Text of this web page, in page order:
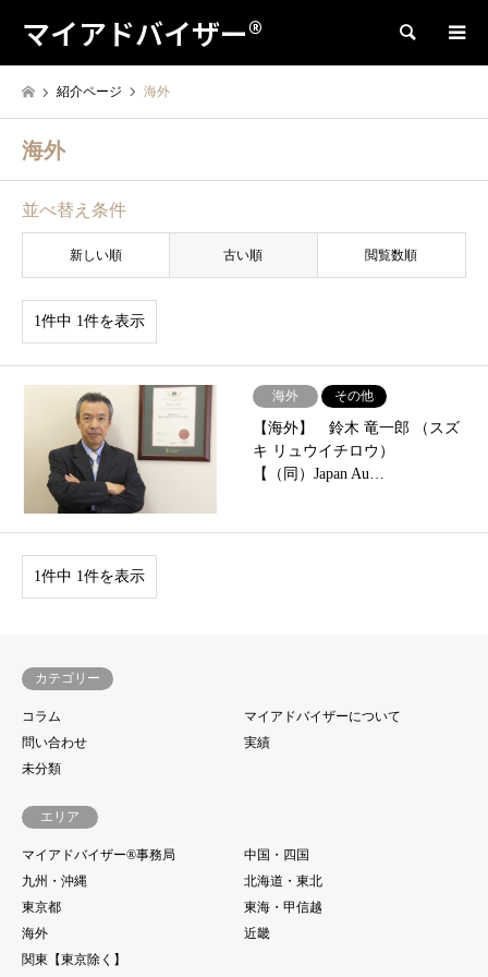
マイアドバイザー® 検索
紹介ページ 海外
海外
並べ替え条件
新しい順 古い順 閲覧数順
1件中 1件を表示
海外 その他
【海外】 鈴木 竜一郎 （スズ
キ リュウイチロウ）
【（同）Japan Au…
1件中 1件を表示
カテゴリー
コラム
マイアドバイザーについて
問い合わせ
実績
未分類
エリア
マイアドバイザー®事務局
中国・四国
九州・沖縄
北海道・東北
東京都
東海・甲信越
海外
近畿
関東【東京除く】